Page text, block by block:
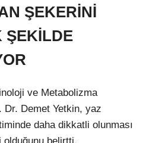
ŞEKERİNİ
ŞEKİLDE
ve Metabolizma
Dr. Demet Yetkin, yaz
daha dikkatli olunması
olduğunu belirtti.